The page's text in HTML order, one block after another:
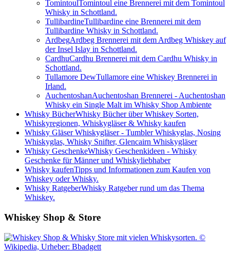
TomintoulTomintoul eine Brennerei mit dem Tomintoul
Whisky in Schottland.
TullibardineTullibardine eine Brennerei mit dem
Tullibardine Whisky in Schottland.
ArdbegArdbeg Brennerei mit dem Ardbeg Whiskey auf
der Insel Islay in Schottland.
CardhuCardhu Brennerei mit dem Cardhu Whisky in
Schottland.
Tullamore DewTullamore eine Whiskey Brennerei in
Irland.
AuchentoshanAuchentoshan Brennerei - Auchentoshan
Whisky ein Single Malt im Whisky Shop Ambiente
Whisky BücherWhisky Bücher über Whiskey Sorten,
Whiskyregionen, Whiskygläser & Whisky kaufen
Whisky GläserWhiskygläser - Tumbler Whiskyglas, Nosing
Whiskyglas, Whisky Snifter, Glencairn Whiskygläser
Whisky GeschenkeWhisky Geschenkideen - Whisky
Geschenke für Männer und Whiskyliebhaber
Whisky kaufenTipps und Informationen zum Kaufen von
Whiskey oder Whisky.
Whisky RatgeberWhisky Ratgeber rund um das Thema
Whiskey.
Whiskey Shop & Store